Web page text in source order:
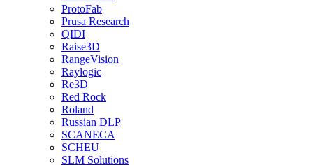
ProtoFab
Prusa Research
QIDI
Raise3D
RangeVision
Raylogic
Re3D
Red Rock
Roland
Russian DLP
SCANECA
SCHEU
SLM Solutions